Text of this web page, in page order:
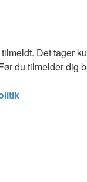
Det tager
du tilmelder